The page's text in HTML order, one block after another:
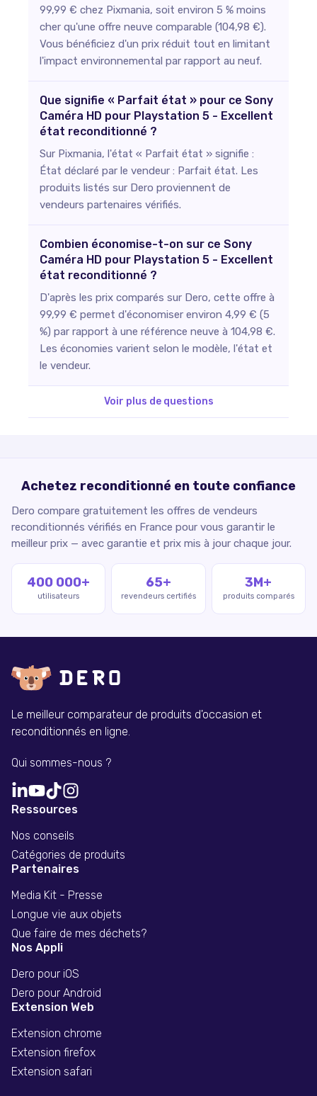
99,99 € chez Pixmania, soit environ 5 % moins
cher qu'une offre neuve comparable (104,98 €).
Vous bénéficiez d'un prix réduit tout en limitant
l'impact environnemental par rapport au neuf.
Que signifie « Parfait état » pour ce Sony
Caméra HD pour Playstation 5 - Excellent
état reconditionné ?
Sur Pixmania, l'état « Parfait état » signifie :
État déclaré par le vendeur : Parfait état. Les
produits listés sur Dero proviennent de
vendeurs partenaires vérifiés.
Combien économise-t-on sur ce Sony
Caméra HD pour Playstation 5 - Excellent
état reconditionné ?
D'après les prix comparés sur Dero, cette offre à
99,99 € permet d'économiser environ 4,99 € (5
%) par rapport à une référence neuve à 104,98 €.
Les économies varient selon le modèle, l'état et
le vendeur.
Voir plus de questions
Achetez reconditionné en toute confiance
Dero compare gratuitement les offres de vendeurs
reconditionnés vérifiés en France pour vous garantir le
meilleur prix — avec garantie et prix mis à jour chaque jour.
400 000+
utilisateurs
65+
revendeurs certifiés
3M+
produits comparés
Le meilleur comparateur de produits d'occasion et
reconditionnés en ligne.
Qui sommes-nous ?
Ressources
Nos conseils
Catégories de produits
Partenaires
Media Kit - Presse
Longue vie aux objets
Que faire de mes déchets?
Nos Appli
Dero pour iOS
Dero pour Android
Extension Web
Extension chrome
Extension firefox
Extension safari